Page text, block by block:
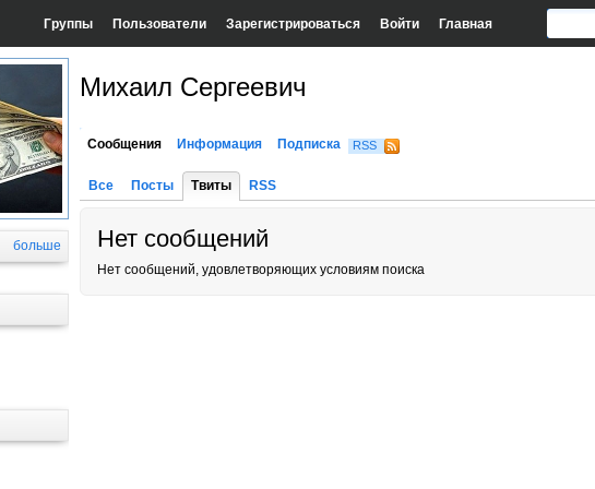
Группы Пользователи Зарегистрироваться Войти Главная
больше
Михаил Сергеевич
Сообщения Информация Подписка RSS
Все Посты Твиты RSS
Нет сообщений
Нет сообщений, удовлетворяющих условиям поиска